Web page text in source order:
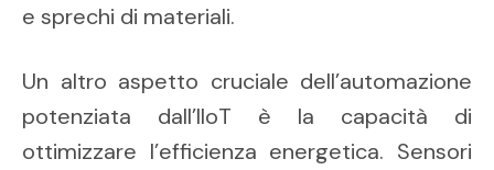
e sprechi di materiali.
Un altro aspetto cruciale dell’automazione
potenziata dall’IIoT è la capacità di
ottimizzare l’efficienza energetica. Sensori